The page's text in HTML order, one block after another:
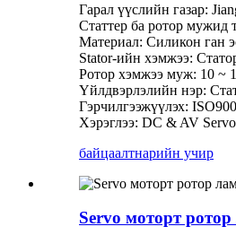
Гарал үүслийн газар:
Статтер ба ротор мужид
Материал: Силикон ган
Stator-ийн хэмжээ:
Ротор хэмжээ муж: 10 ~
Үйлдвэрлэлийн нэр:
Гэрчилгээжүүлэх:
Хэрэглээ: DC & AV
байцаалтнарийн учир
Servo моторт